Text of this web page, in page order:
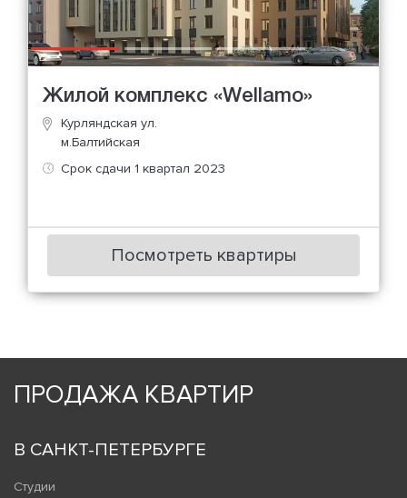
Жилой комплекс «Wellamo»
Курляндская ул.
м.Балтийская
Срок сдачи 1 квартал 2023
Посмотреть квартиры
ПРОДАЖА КВАРТИР
В САНКТ-ПЕТЕРБУРГЕ
Студии